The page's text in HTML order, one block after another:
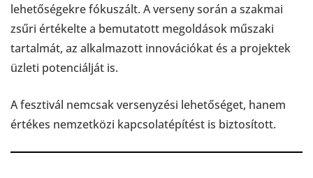
lehetőségekre fókuszált. A verseny során a szakmai
zsűri értékelte a bemutatott megoldások műszaki
tartalmát, az alkalmazott innovációkat és a projektek
üzleti potenciálját is.
A fesztivál nemcsak versenyzési lehetőséget, hanem
értékes nemzetközi kapcsolatépítést is biztosított.